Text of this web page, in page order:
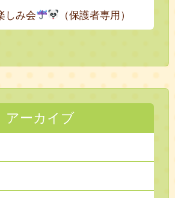
しみ会
（保護者専用）
アーカイブ